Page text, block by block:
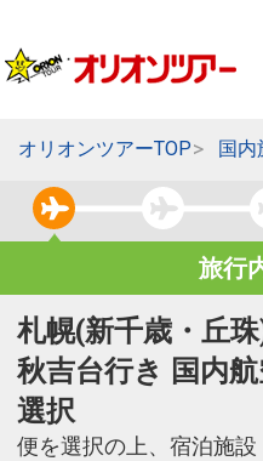
オリオンツアーTOP 国内
旅行
札幌(新千歳・丘
秋吉台行き 国内
選択
便を選択の上、宿泊施